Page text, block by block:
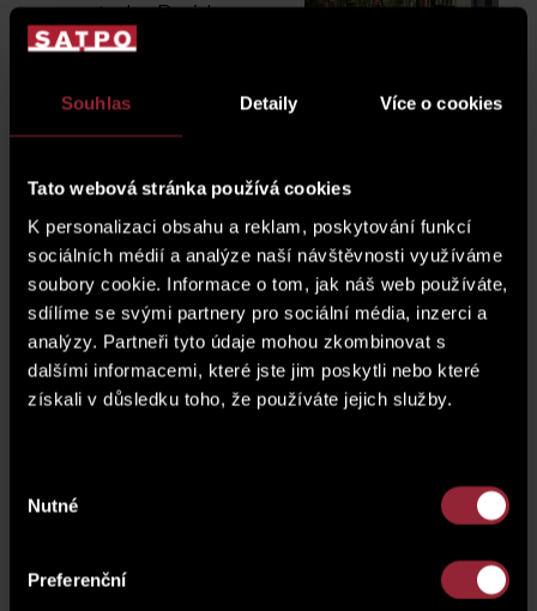
Souhlas Detaily Více o cookies
Tato webová stránka používá cookies
K personalizaci obsahu a reklam, poskytování funkcí
sociálních médií a analýze naší návštěvnosti využíváme
soubory cookie. Informace o tom, jak náš web používáte,
sdílíme se svými partnery pro sociální média, inzerci a
analýzy. Partneři tyto údaje mohou zkombinovat s
dalšími informacemi, které jste jim poskytli nebo které
získali v důsledku toho, že používáte jejich služby.
souhlasu
Nutné
Preferenční
novostavby Rezidence
Sacre Coeur
ploše 135 m k pronájmu nebo prodeji za
Sklad a venkovní stání jsou samozřejmostí.
Komerční prostor v přízemí moderní novostavby
Rezidence Sacre Coeur 2 na Praze 5 - Smíchov o
ploše 155,5 m2 k pronájmu nebo prodeji.
Prostor se nachází v 1.NP směrem k ulici Holečkova. Lze jej
využít jako bistro či vinotéku, vč. možnosti vaření tomu
odpovídajících pokrmů. K nemovitosti náleží zděný gastro
Prostor je nabízen ve stavu shell & core a bude dokončen
cenách.